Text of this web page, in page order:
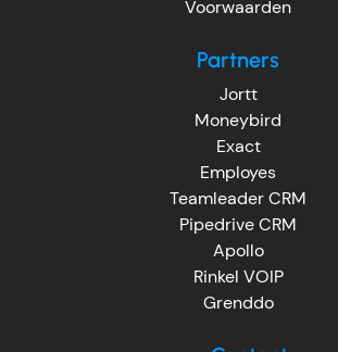
Voorwaarden
Partners
Jortt
Moneybird
Exact
Employes
Teamleader CRM
Pipedrive CRM
Apollo
Rinkel VOIP
Grenddo